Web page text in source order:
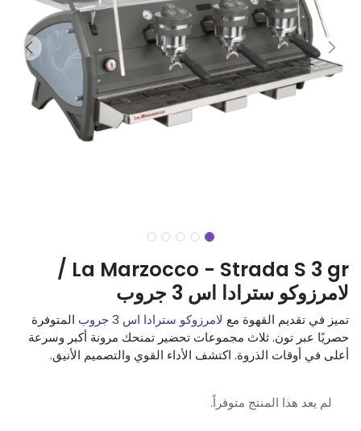
La Marzocco - Strada S 3 gr /
لامرزوكو سترادا اس 3 جروب
تميز في تقديم القهوة مع لامرزوكو سترادا اس 3 جروب
المتوفرة
حصريًا عبر تون. ثلاث مجموعات تحضير تمنحك مرونة أكبر وسرعة
أعلى في أوقات الذروة. اكتشف الأداء القوي والتصميم الأنيق.
لم يعد هذا المنتج متوفراً.